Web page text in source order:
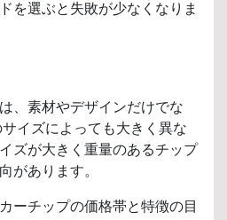
を選ぶと失敗が少なくなりま
、素材やデザインだけでな
イズによっても大きく異な
ズが大きく重量のあるチップ
があります。
ーチップの価格帯と特徴の目